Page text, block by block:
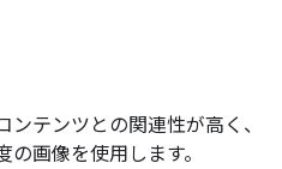
テンツとの関連性が高く、
画像を使用します。